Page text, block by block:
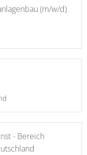
(m/w/d)
- Bereich